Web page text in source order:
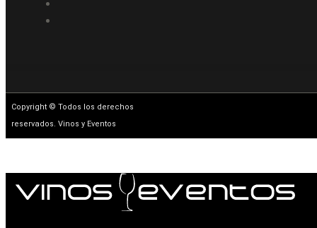
Copyright © Todos los derechos
reservados. Vinos y Eventos